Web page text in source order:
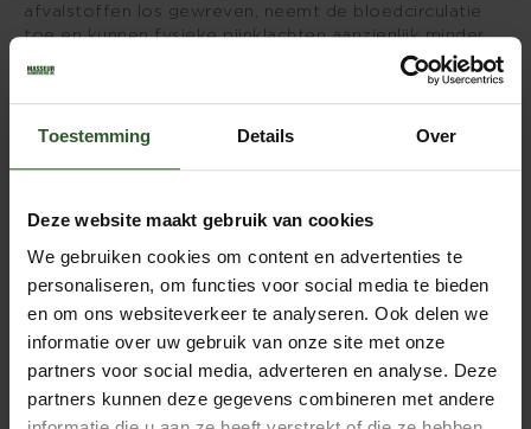
Toestemming Details Over
Deze website maakt gebruik van cookies
We gebruiken cookies om content en advertenties te
personaliseren, om functies voor social media te bieden
en om ons websiteverkeer te analyseren. Ook delen we
informatie over uw gebruik van onze site met onze
partners voor social media, adverteren en analyse. Deze
partners kunnen deze gegevens combineren met andere
afvalstoffen los gewreven, neemt de bloedcirculatie
toe en kunnen fysieke pijnklachten aanzienlijk minder
worden. Het doel van deze massage is om lichaam en
geest te ontspannen.
Deze massage werkt goed bij:
spierpijn
whiplash / stijfheid in de nek
stress
schouderklachten en nekpijn
rugpijn
tintelingen in handen en of benen
reumatische pijnen
longklachten
oedemen (vochtophoping)